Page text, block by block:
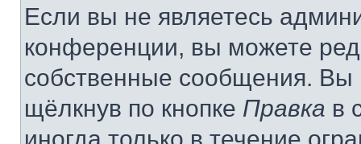
Если вы не являетесь
конференции, вы можете
собственные сообщения. Вы
щёлкнув по кнопке Правка в